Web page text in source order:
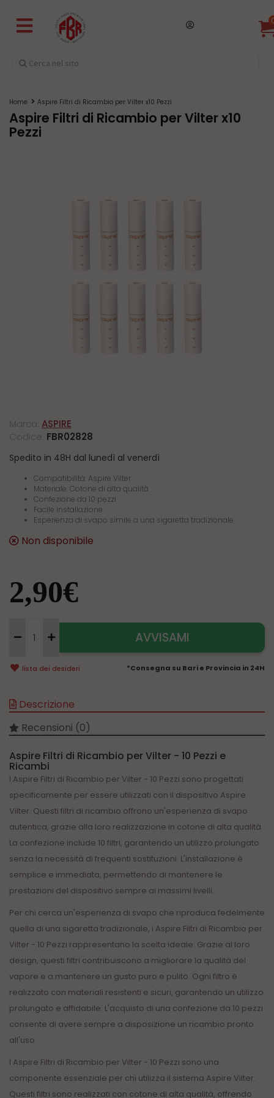
Home Aspire Filtri di Ricambio per Vilter x10 Pezzi
Aspire Filtri di Ricambio per Vilter x10
Pezzi
Marca: ASPIRE
Codice: FBR02828
Spedito in 48H dal lunedì al venerdì
Compatibilità: Aspire Vilter
Materiale: Cotone di alta qualità
Confezione da 10 pezzi
Facile installazione
Esperienza di svapo simile a una sigaretta tradizionale
Non disponibile
2,90€
AVVISAMI
lista dei desideri *Consegna su Bari e Provincia in 24H
Descrizione
Recensioni (0)
Aspire Filtri di Ricambio per Vilter - 10 Pezzi e
Ricambi
I Aspire Filtri di Ricambio per Vilter - 10 Pezzi sono progettati
specificamente per essere utilizzati con il dispositivo Aspire
Vilter. Questi filtri di ricambio offrono un'esperienza di svapo
autentica, grazie alla loro realizzazione in cotone di alta qualità.
La confezione include 10 filtri, garantendo un utilizzo prolungato
senza la necessità di frequenti sostituzioni. L'installazione è
semplice e immediata, permettendo di mantenere le
prestazioni del dispositivo sempre ai massimi livelli.
Per chi cerca un'esperienza di svapo che riproduca fedelmente
quella di una sigaretta tradizionale, i Aspire Filtri di Ricambio per
Vilter - 10 Pezzi rappresentano la scelta ideale. Grazie al loro
design, questi filtri contribuiscono a migliorare la qualità del
vapore e a mantenere un gusto puro e pulito. Ogni filtro è
realizzato con materiali resistenti e sicuri, garantendo un utilizzo
prolungato e affidabile. L'acquisto di una confezione da 10 pezzi
consente di avere sempre a disposizione un ricambio pronto
all'uso.
I Aspire Filtri di Ricambio per Vilter - 10 Pezzi sono una
componente essenziale per chi utilizza il sistema Aspire Vilter.
Questi filtri sono realizzati con cotone di alta qualità, offrendo